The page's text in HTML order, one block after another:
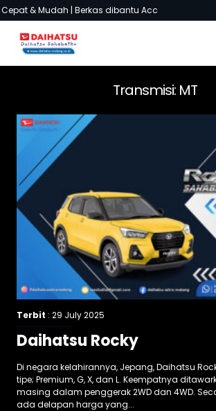
& Mudah | Berkas dibantu Acc
You are here :Beranda
Transmisi: MT
Terbit : 29 July 2025
Daihatsu Rocky
Di negara kelahirannya, Jepang, Daihatsu
tipe; Premium, G, X, dan L. Keempatnya
masing dalam penggerak 2WD dan 4WD.
ada delapan harga yang...